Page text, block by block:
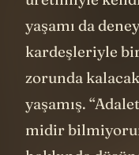
yaşamı da
kardeşleriyle
zorunda
yaşamış.
midir